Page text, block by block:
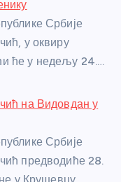
Србије
у оквиру
ће у недељу 24.…
на Видовдан у
Србије
предводиће 28.